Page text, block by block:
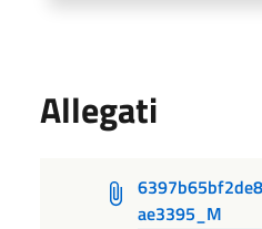
Allegati
ae3395_M